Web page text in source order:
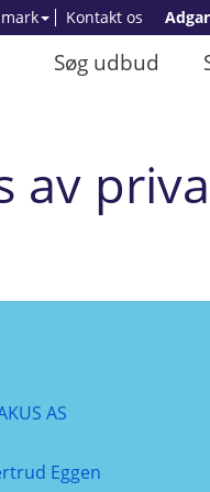
Kontakt os
Søg udbud
av
AS
Eggen